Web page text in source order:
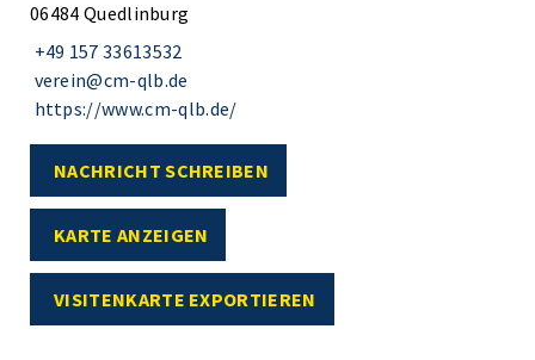
06484 Quedlinburg
+49 157 33613532
verein@cm-qlb.de
https://www.cm-qlb.de/
NACHRICHT SCHREIBEN
KARTE ANZEIGEN
VISITENKARTE EXPORTIEREN